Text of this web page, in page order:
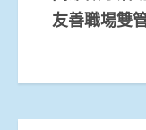
友善職場雙